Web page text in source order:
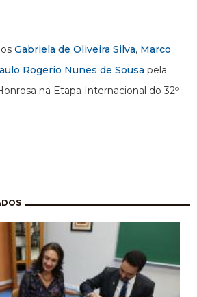
Gabriela de Oliveira Silva, Marco
Rogerio Nunes de Sousa pela
na Etapa Internacional do 32º